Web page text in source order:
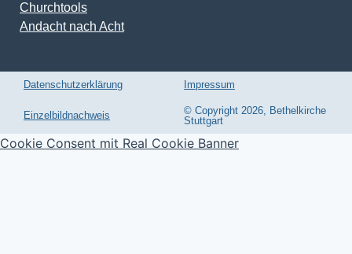
Churchtools
Andacht nach Acht
Datenschutzerklärung Impressum
Einzelbildnachweis
© Copyright 2026, Bethelkirche
Stuttgart
Cookie Consent mit Real Cookie Banner